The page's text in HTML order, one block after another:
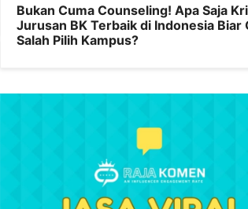
Bukan Cuma Counseling! Apa Saja
Jurusan BK Terbaik di Indonesia Biar
Salah Pilih Kampus?